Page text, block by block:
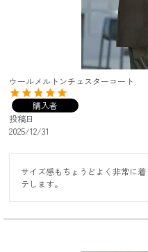
ウールメルトンチェスターコート
購入者
投稿日
2025/12/31
サイズ感もちょうどよく非常に
テします。